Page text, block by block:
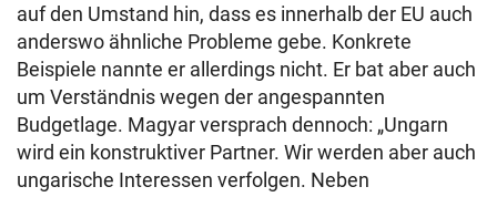
auf den Umstand hin, dass es innerhalb der EU auch
anderswo ähnliche Probleme gebe. Konkrete
Beispiele nannte er allerdings nicht. Er bat aber auch
um Verständnis wegen der angespannten
Budgetlage. Magyar versprach dennoch: „Ungarn
wird ein konstruktiver Partner. Wir werden aber auch
ungarische Interessen verfolgen. Neben